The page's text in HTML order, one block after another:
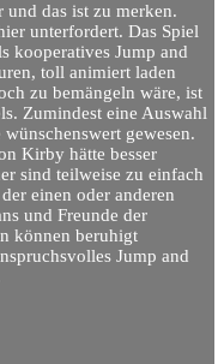
das ist zu merken.
unterfordert. Das Spiel
kooperatives Jump and
toll animiert laden
zu bemängeln wäre, ist
Zumindest eine Auswahl
gewesen.
Kirby hätte besser
sind teilweise zu einfach
einen oder anderen
und Freunde der
können beruhigt
Jump and